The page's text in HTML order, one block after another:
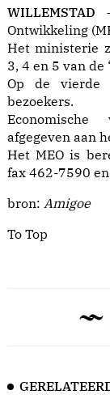
WILLEMSTAD
Ontwikkeling
Het ministerie
3, 4 en 5 van de
Op de vierde
bezoekers.
afgegeven aan
Het MEO is
fax 462-7590
bron: Amigoe
To Top